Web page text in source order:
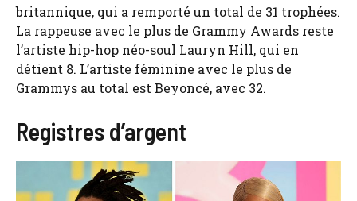
britannique, qui a remporté un total de 31 trophées.
La rappeuse avec le plus de Grammy Awards reste
l’artiste hip-hop néo-soul Lauryn Hill, qui en
détient 8. L’artiste féminine avec le plus de
Grammys au total est Beyoncé, avec 32.
Registres d’argent